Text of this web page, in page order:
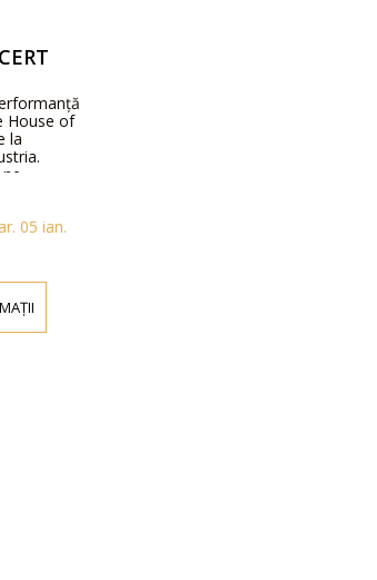
House of
la
05 ian.